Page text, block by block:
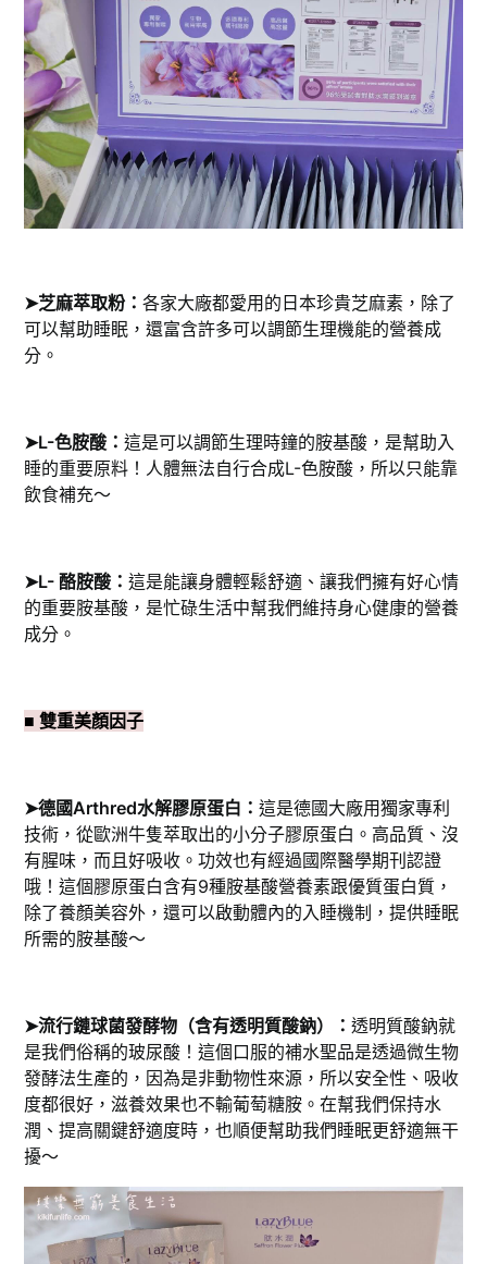
➤芝麻萃取粉：各家大廠都愛用的日本珍貴芝麻素，除了
可以幫助睡眠，還富含許多可以調節生理機能的營養成
分。
➤L-色胺酸：這是可以調節生理時鐘的胺基酸，是幫助入
睡的重要原料！人體無法自行合成L-色胺酸，所以只能靠
飲食補充～
➤L- 酪胺酸：這是能讓身體輕鬆舒適、讓我們擁有好心情
的重要胺基酸，是忙碌生活中幫我們維持身心健康的營養
成分。
■ 雙重美顏因子
➤德國Arthred水解膠原蛋白：這是德國大廠用獨家專利
技術，從歐洲牛隻萃取出的小分子膠原蛋白。高品質、沒
有腥味，而且好吸收。功效也有經過國際醫學期刊認證
哦！這個膠原蛋白含有9種胺基酸營養素跟優質蛋白質，
除了養顏美容外，還可以啟動體內的入睡機制，提供睡眠
所需的胺基酸～
➤流行鏈球菌發酵物（含有透明質酸鈉）：透明質酸鈉就
是我們俗稱的玻尿酸！這個口服的補水聖品是透過微生物
發酵法生產的，因為是非動物性來源，所以安全性、吸收
度都很好，滋養效果也不輸葡萄糖胺。在幫我們保持水
潤、提高關鍵舒適度時，也順便幫助我們睡眠更舒適無干
擾～